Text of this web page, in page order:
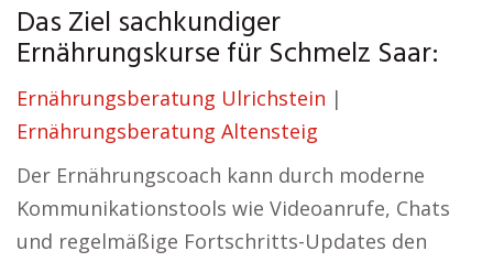
Das Ziel sachkundiger
Ernährungskurse für Schmelz Saar:
Ernährungsberatung Ulrichstein |
Ernährungsberatung Altensteig
Der Ernährungscoach kann durch moderne
Kommunikationstools wie Videoanrufe, Chats
und regelmäßige Fortschritts-Updates den